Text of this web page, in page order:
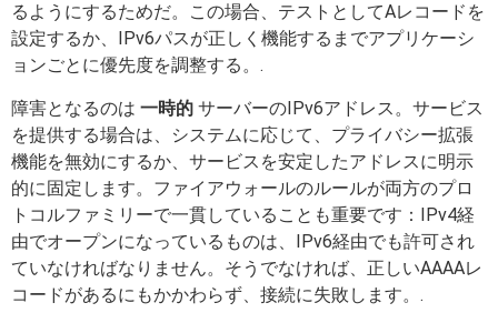
るようにするためだ。この場合、テストとしてAレコードを
設定するか、IPv6パスが正しく機能するまでアプリケーシ
ョンごとに優先度を調整する。.
障害となるのは 一時的 サーバーのIPv6アドレス。サービス
を提供する場合は、システムに応じて、プライバシー拡張
機能を無効にするか、サービスを安定したアドレスに明示
的に固定します。ファイアウォールのルールが両方のプロ
トコルファミリーで一貫していることも重要です：IPv4経
由でオープンになっているものは、IPv6経由でも許可され
ていなければなりません。そうでなければ、正しいAAAAレ
コードがあるにもかかわらず、接続に失敗します。.